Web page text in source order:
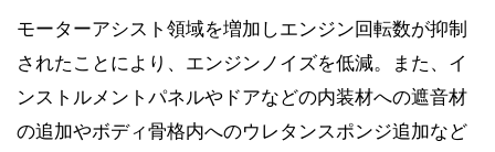
モーターアシスト領域を増加しエンジン回転数が抑制
されたことにより、エンジンノイズを低減。また、イ
ンストルメントパネルやドアなどの内装材への遮音材
の追加やボディ骨格内へのウレタンスポンジ追加など